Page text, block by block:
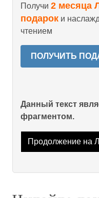
Получи 2 месяца
подарок и
чтением
ПОЛУЧИТЬ
Данный текст
фрагментом.
Продолжение на